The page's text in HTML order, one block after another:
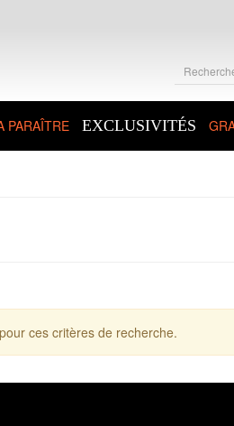
PARAÎTRE EXCLUSIVITÉS
ces critères de recherche.